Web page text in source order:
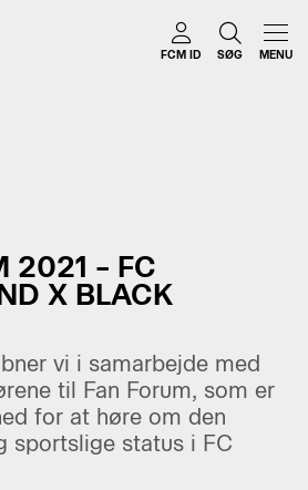
FCM ID SØG MENU
2021 – FC
X BLACK
vi i samarbejde med
til Fan Forum, som er
for at høre om den
sportslige status i FC